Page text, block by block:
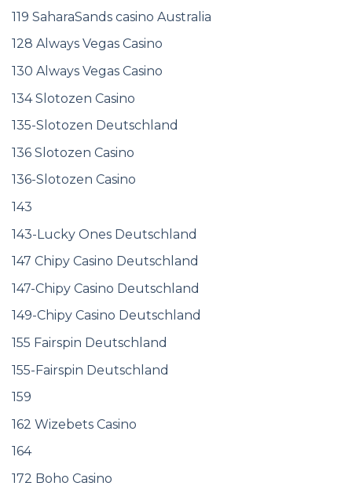
119 SaharaSands casino Australia
128 Always Vegas Casino
130 Always Vegas Casino
134 Slotozen Casino
135-Slotozen Deutschland
136 Slotozen Casino
136-Slotozen Casino
143
143-Lucky Ones Deutschland
147 Chipy Casino Deutschland
147-Chipy Casino Deutschland
149-Chipy Casino Deutschland
155 Fairspin Deutschland
155-Fairspin Deutschland
159
162 Wizebets Casino
164
172 Boho Casino